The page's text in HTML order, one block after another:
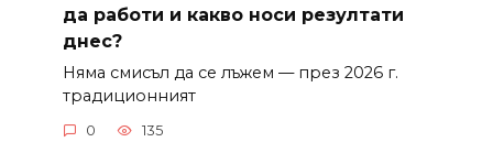
да работи и какво носи резултати
днес?
Няма смисъл да се лъжем — през 2026 г.
традиционният
0 135